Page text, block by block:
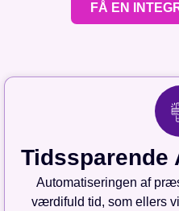
FÅ EN
Tidssparende
Automatiseringen af
værdifuld tid, som ellers